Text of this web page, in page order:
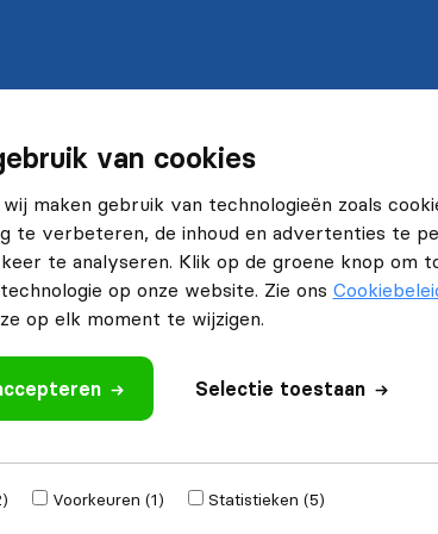
van cookies
maken gebruik van technologieën zoals
te verbeteren, de inhoud en advertenties te
te analyseren. Klik op de groene knop om
op onze website. Zie ons
op elk moment te wijzigen.
Selectie toestaan
Voorkeuren (1)
Statistieken (5)